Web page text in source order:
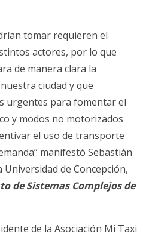
tomar requieren el
actores, por lo que
de manera clara la
ciudad y que
urgentes para fomentar el
y modos no motorizados
el uso de transporte
manifestó Sebastián
Universidad de Concepción,
de Sistemas Complejos de
de la Asociación Mi Taxi